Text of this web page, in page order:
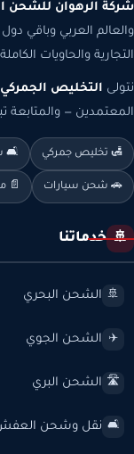
شركة الرهوان للشحن
والعالم العربي وباقي
التجارية والحاويات
نتولى التخليص الجمركي
المعتمدين — والمتابعة
🛃 تخليص جمركي 🛋️
🚗 شحن سيارات 📄
🚢 خدماتنا
🚢 الشحن البحري
✈️ الشحن الجوي
🛣️ الشحن البري
🛋️ نقل وشحن